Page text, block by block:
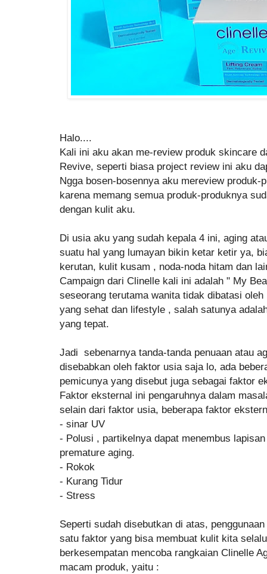
Halo....
Kali ini aku akan me-review produk skincare
Revive, seperti biasa project review ini aku
Ngga bosen-bosennya aku mereview
karena memang semua produk-produknya
dengan kulit aku.
Di usia aku yang sudah kepala 4 ini, aging
suatu hal yang lumayan bikin ketar ketir ya,
kerutan, kulit kusam , noda-noda hitam dan
Campaign dari Clinelle kali ini adalah " My
seseorang terutama wanita tidak dibatasi
yang sehat dan lifestyle , salah satunya
yang tepat.
Jadi sebenarnya tanda-tanda penuaan atau
disebabkan oleh faktor usia saja lo, ada
pemicunya yang disebut juga sebagai faktor
Faktor eksternal ini pengaruhnya dalam
selain dari faktor usia, beberapa faktor
- sinar UV
- Polusi , partikelnya dapat menembus
premature aging.
- Rokok
- Kurang Tidur
- Stress
Seperti sudah disebutkan di atas,
satu faktor yang bisa membuat kulit kita
berkesempatan mencoba rangkaian Clinelle
macam produk, yaitu :